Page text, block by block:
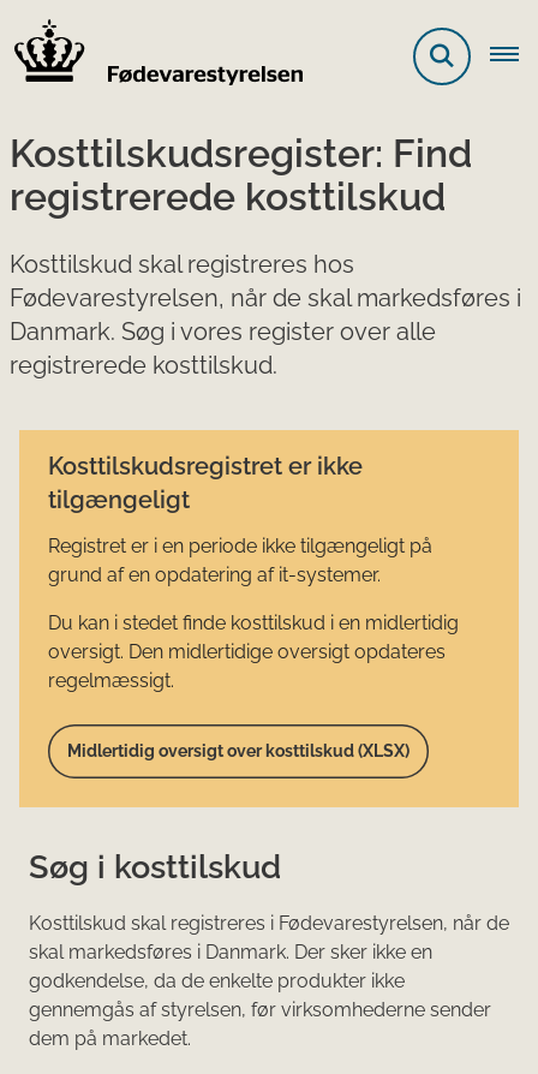
Kosttilskudsregister: Find
registrerede kosttilskud
Kosttilskud skal registreres hos
Fødevarestyrelsen, når de skal markedsføres i
Danmark. Søg i vores register over alle
registrerede kosttilskud.
Kosttilskudsregistret er ikke
tilgængeligt
Registret er i en periode ikke tilgængeligt på
grund af en opdatering af it-systemer.
Du kan i stedet finde kosttilskud i en midlertidig
oversigt. Den midlertidige oversigt opdateres
regelmæssigt.
Midlertidig oversigt over kosttilskud (XLSX)
Søg i kosttilskud
Kosttilskud skal registreres i Fødevarestyrelsen, når de
skal markedsføres i Danmark. Der sker ikke en
godkendelse, da de enkelte produkter ikke
gennemgås af styrelsen, før virksomhederne sender
dem på markedet.